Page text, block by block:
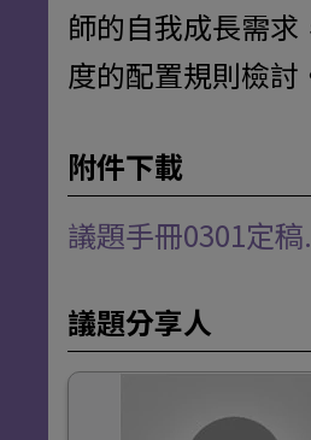
師的自我成長需
度的配置規則檢討
附件下載
議題手冊0301定
議題分享人